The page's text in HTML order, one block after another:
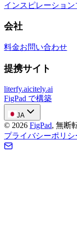
インスピレーション
会社
料金お問い合わせ
提携サイト
literfy.aicitely.ai
FigPad で構築
JA
© 2026 FigPad, 無断
プライバシーポリシ